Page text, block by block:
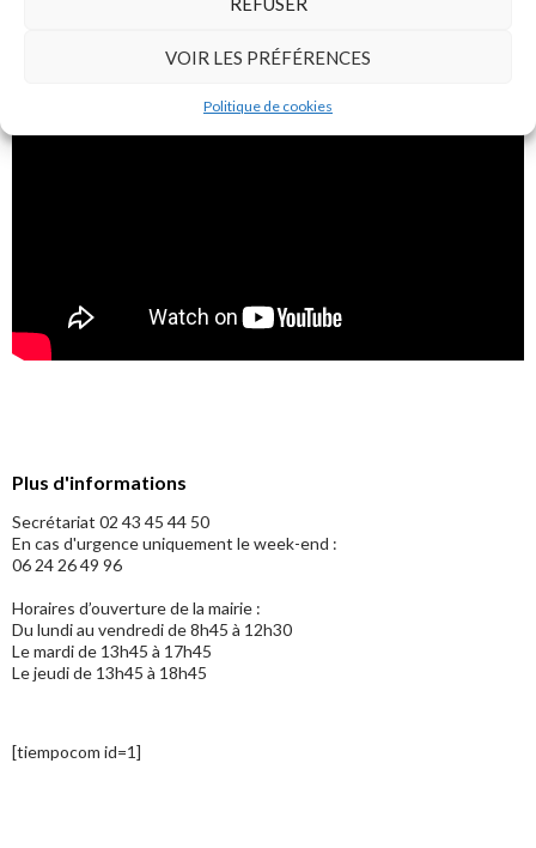
VOIR LES PRÉFÉRENCES
Politique de cookies
Plus d'informations
Secrétariat 02 43 45 44 50
En cas d'urgence uniquement le week-end :
06 24 26 49 96
Horaires d’ouverture de la mairie :
Du lundi au vendredi de 8h45 à 12h30
Le mardi de 13h45 à 17h45
Le jeudi de 13h45 à 18h45
[tiempocom id=1]